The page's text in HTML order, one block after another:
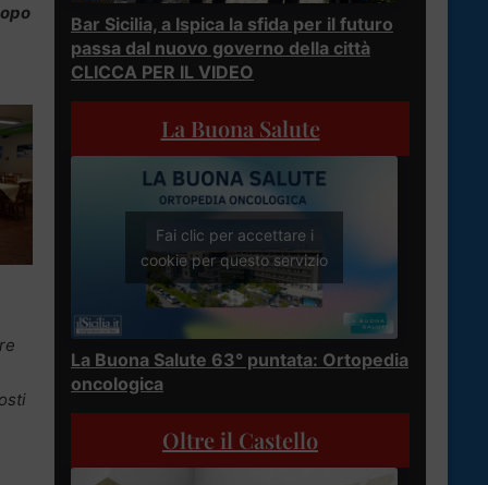
Bar Sicilia, a Ispica la sfida per il futuro
passa dal nuovo governo della città
CLICCA PER IL VIDEO
La Buona Salute
Fai clic per accettare i
cookie per questo servizio
La Buona Salute 63° puntata: Ortopedia
oncologica
Oltre il Castello